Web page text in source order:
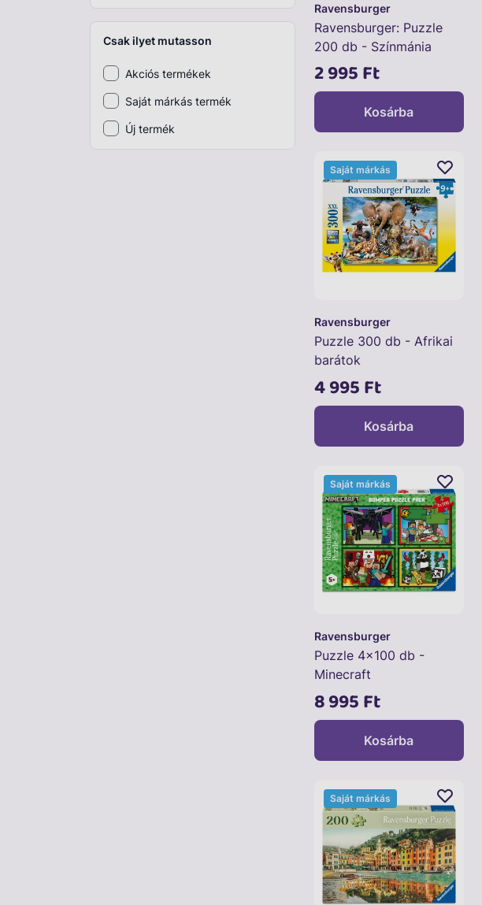
Elektronikus játék
Csak ilyet mutasson
Akciós termékek
Saját márkás termék
Új termék
Ravensburger
Ravensburger: Puzzle
200 db - Színmánia
2 995 Ft
Kosárba
Ravensburger
Puzzle 300 db - Afrikai
barátok
4 995 Ft
Saját márkás
Kosárba
Ravensburger
Puzzle 4x100 db -
Minecraft
8 995 Ft
Saját márkás
Kosárba
Saját márkás